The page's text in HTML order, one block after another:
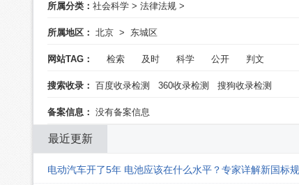
所属分类： 社会科学 > 法律法规 >
所属地区： 北京 > 东城区
网站TAG： 检索 及时 科学 公开 判文
搜索收录： 百度收录检测 360收录检测 搜狗收录检测
备案信息： 没有备案信息
最近更新
电动汽车开了5年 电池应该在什么水平？专家详解新国标